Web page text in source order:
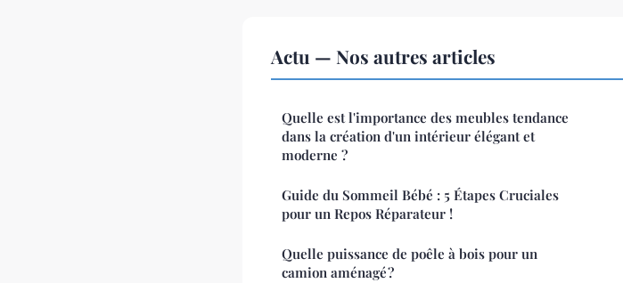
Actu — Nos autres articles
Quelle est l'importance des meubles tendance
dans la création d'un intérieur élégant et
moderne ?
Guide du Sommeil Bébé : 5 Étapes Cruciales
pour un Repos Réparateur !
Quelle puissance de poêle à bois pour un
camion aménagé ?